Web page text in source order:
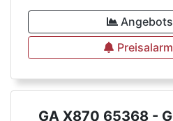
GA X870 65368 -